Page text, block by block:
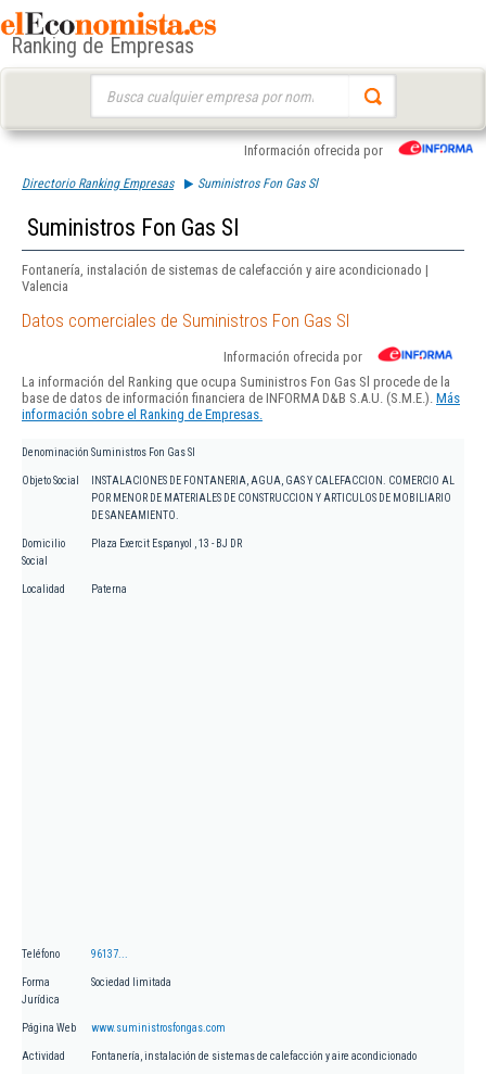
Ranking de Empresas
Información ofrecida por
Directorio Ranking Empresas Suministros Fon Gas Sl
Suministros Fon Gas Sl
Fontanería, instalación de sistemas de calefacción y aire acondicionado |
Valencia
Datos comerciales de Suministros Fon Gas Sl
Información ofrecida por
La información del Ranking que ocupa Suministros Fon Gas Sl procede de la
base de datos de información financiera de INFORMA D&B S.A.U. (S.M.E.). Más
información sobre el Ranking de Empresas.
Denominación Suministros Fon Gas Sl
Objeto Social
INSTALACIONES DE FONTANERIA, AGUA, GAS Y CALEFACCION. COMERCIO AL
POR MENOR DE MATERIALES DE CONSTRUCCION Y ARTICULOS DE MOBILIARIO
DE SANEAMIENTO.
Domicilio
Social
Plaza Exercit Espanyol , 13 - BJ DR
Localidad Paterna
Teléfono 96137...
Forma
Jurídica
Sociedad limitada
Página Web www.suministrosfongas.com
Actividad Fontanería, instalación de sistemas de calefacción y aire acondicionado